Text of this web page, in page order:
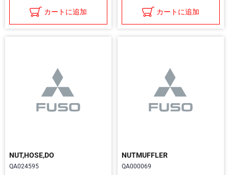
カートに追加 カートに追加
NUT,HOSE,DO
QA024595
NUTMUFFLER
QA000069